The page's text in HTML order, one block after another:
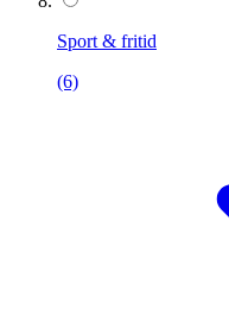
Sport & fritid
(6)